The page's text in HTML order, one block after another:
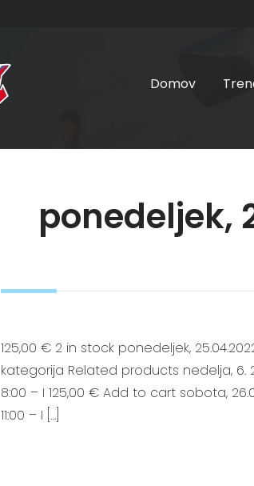
Domov
ponedeljek,
125,00 € 2 in stock ponedeljek,
kategorija Related products nedelja, 6.
8:00 – I 125,00 € Add to cart sobota,
11:00 – I […]